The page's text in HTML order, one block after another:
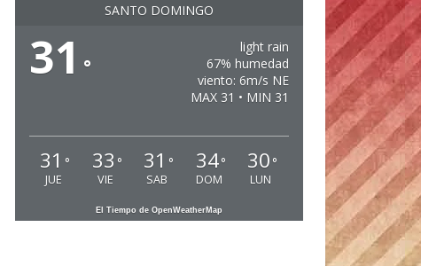
SANTO DOMINGO
31 °
light rain
67% humedad
viento: 6m/s NE
MAX 31 • MIN 31
31 °
JUE
33 °
VIE
31 °
SAB
34°
DOM
30 °
LUN
El Tiempo de OpenWeatherMap